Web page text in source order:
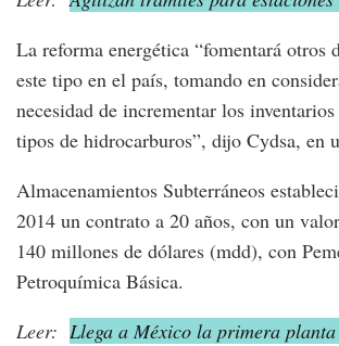
La reforma energética “fomentará otros
este tipo en el país, tomando en
necesidad de incrementar los
tipos de hidrocarburos”, dijo Cydsa, en
Almacenamientos Subterráneos
2014 un contrato a 20 años, con un
140 millones de dólares (mdd), con
Petroquímica Básica.
Leer: Llega a México la primera